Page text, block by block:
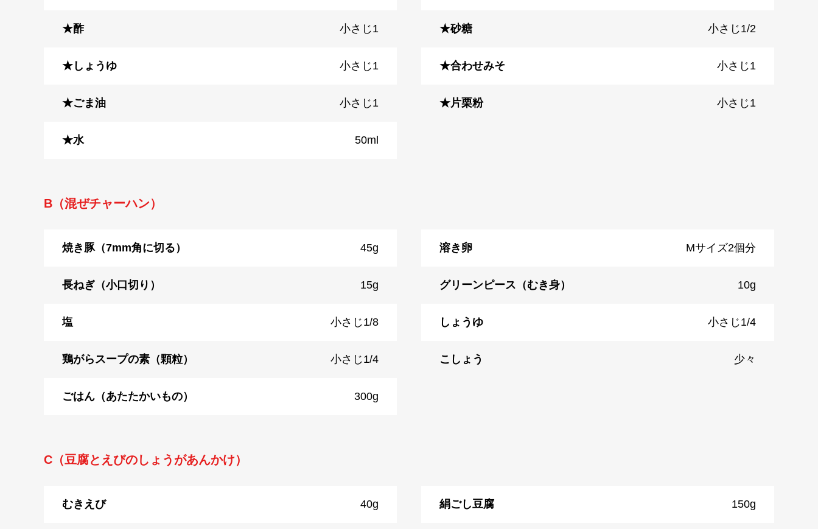
★酢 小さじ1 ★砂糖 小さじ1/2
★しょうゆ 小さじ1 ★合わせみそ 小さじ1
★ごま油 小さじ1 ★片栗粉 小さじ1
★水 50ml
B（混ぜチャーハン）
焼き豚（7mm角に切る） 45g 溶き卵 Mサイズ2個分
長ねぎ（小口切り） 15g グリーンピース（むき身） 10g
塩 小さじ1/8 しょうゆ 小さじ1/4
鶏がらスープの素（顆粒） 小さじ1/4 こしょう 少々
ごはん（あたたかいもの） 300g
C（豆腐とえびのしょうがあんかけ）
むきえび 40g 絹ごし豆腐 150g